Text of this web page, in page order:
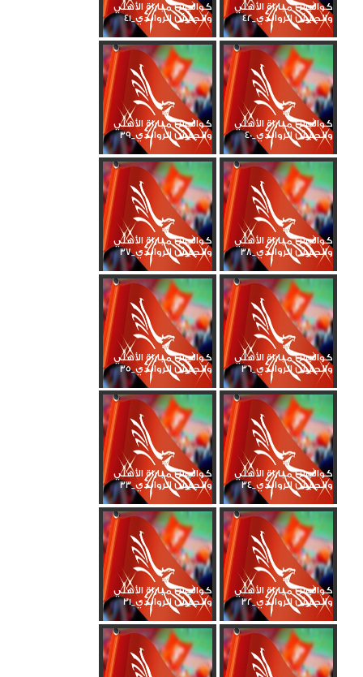
كواليس مباراة الأهلي
والجيش الرواندي_42
كواليس مباراة الأهلي
والجيش الرواندي_41
كواليس مباراة الأهلي
والجيش الرواندي_40
كواليس مباراة الأهلي
والجيش الرواندي_39
كواليس مباراة الأهلي
والجيش الرواندي_38
كواليس مباراة الأهلي
والجيش الرواندي_37
كواليس مباراة الأهلي
والجيش الرواندي_36
كواليس مباراة الأهلي
والجيش الرواندي_35
كواليس مباراة الأهلي
والجيش الرواندي_34
كواليس مباراة الأهلي
والجيش الرواندي_33
كواليس مباراة الأهلي
والجيش الرواندي_32
كواليس مباراة الأهلي
والجيش الرواندي_31